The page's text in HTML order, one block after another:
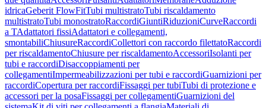
idricaGeberit FlowFitTubi multistratoTubi riscaldamento
multistratoTubi monostratoRaccordiGiuntiRiduzioniCurveRaccordi
a TAdattatori fissiAdattatori e collegamenti,
smontabiliChiusureRaccordiCollettori con raccordo filettatoRaccordi
per riscaldamentoChiusure per riscaldamentoAccessoriIsolanti per
tubi e raccordiDisaccoppiamenti per
collegamentiImpermeabilizzazioni per tubi e raccordiGuarnizioni per
raccordiCopertura per raccordiFissaggi per tubiTubi di protezione e
accessori per la posaFissaggi per collegamentiGuarnizioni del